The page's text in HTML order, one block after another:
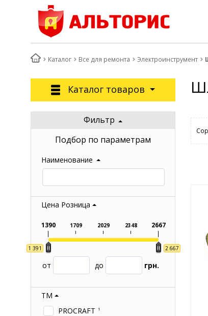
Каталог Все для ремонта Электроинструмент
Каталог товаров
Фильтр
Подбор по параметрам
Наименование
Цена Розница
1 391 2 667
1390 1709 2029 2348 2667
от до грн.
ТМ
PROCRAFT
1